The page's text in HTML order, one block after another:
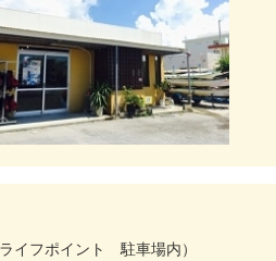
イフポイント 駐車場内）